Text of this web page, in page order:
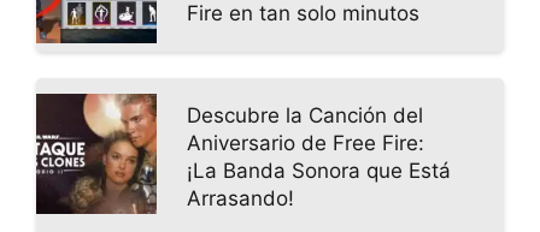
Fire en tan solo minutos
Descubre la Canción del
Aniversario de Free Fire:
¡La Banda Sonora que Está
Arrasando!